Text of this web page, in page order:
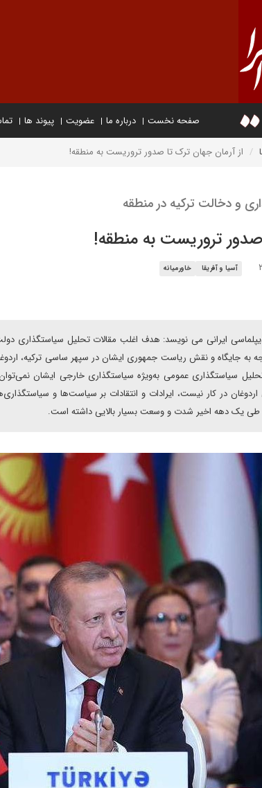
صفحه نخست درباره ما عضویت پیوند ها
از آرمان جهان ترک تا صدور تروریست به منطقه!
و دخالت ترکیه در منطقه
تروریست به منطقه!
آسیا و آفریقا
خاورمیانه
دیپلماسی ایرانی می نویسد: هدف اغلب مقالات تحلیل سیاستگذاری
جایگاه و نقش ریاست جمهوری ایشان در سپهر ساسی ترکیه،
تحلیل سیاستگذاری عمومی به‌ویژه سیاستگذاری خارجی ایشان
در کار نیست، ایرادات و انتقادات بر سیاست‌ها و
طی یک دهه اخیر شدت و وسعت بسیار بالایی داشته است.